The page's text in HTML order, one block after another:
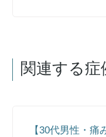
関連する症
【30代男性・